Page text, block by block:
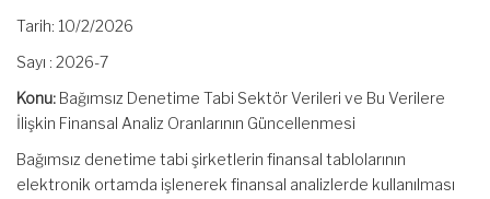
Tarih: 10/2/2026
Sayı : 2026-7
Konu: Bağımsız Denetime Tabi Sektör Verileri ve Bu Verilere
İlişkin Finansal Analiz Oranlarının Güncellenmesi
Bağımsız denetime tabi şirketlerin finansal tablolarının
elektronik ortamda işlenerek finansal analizlerde kullanılması